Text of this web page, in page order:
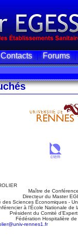
Contacts Forums
Maître de
Directeur du Master
des Sciences Économiques -
à l’École Nationale de
Président du Comité
Fédération Hospitalière de
rennes1.fr